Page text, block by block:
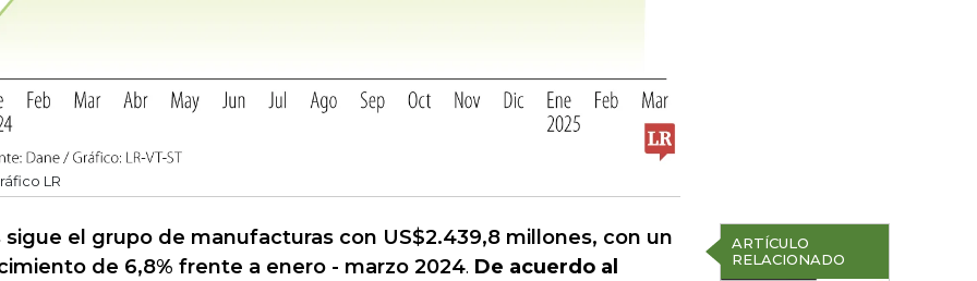
LR
ARTÍCULO
RELACIONADO
sigue el grupo de manufacturas con US$2.439,8 millones, con un
de 6,8% frente a enero - marzo 2024. De acuerdo al